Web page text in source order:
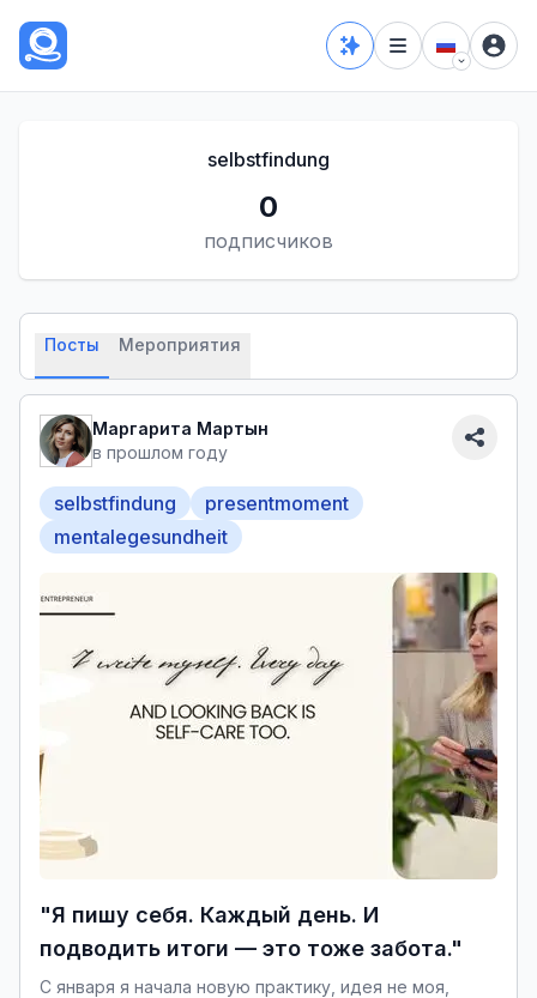
selbstfindung
0
подписчиков
Посты Мероприятия
Маргарита Мартын
в прошлом году
selbstfindung
presentmoment
mentalegesundheit
"Я пишу себя. Каждый день. И
подводить итоги — это тоже забота."
С января я начала новую практику, идея не моя,